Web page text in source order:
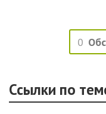
0
Ссылки по